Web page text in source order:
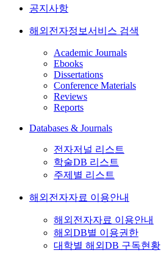
공지사항
해외전자정보서비스 검색
Academic Journals
Ebooks
Dissertations
Conference Materials
Reviews
Reports
Databases & Journals
전자저널 리스트
학술DB 리스트
주제별 리스트
해외전자자료 이용안내
해외전자자료 이용안내
해외DB별 이용권한
대학별 해외DB 구독현황